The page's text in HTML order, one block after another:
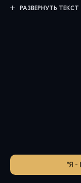
выявляют в ее
РАЗВЕРНУТЬ ТЕКСТ
"Я -